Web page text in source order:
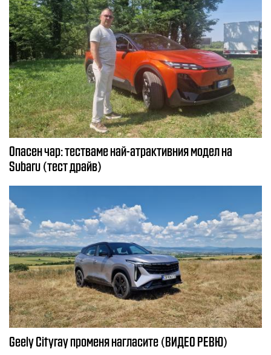
Опасен чар: тестваме най-атрактивния модел на
Subaru (тест драйв)
Geely Cityray променя нагласите (ВИДЕО РЕВЮ)